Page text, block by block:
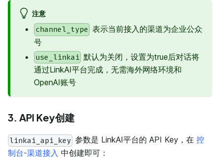
注意
channel_type 表示当前接入的渠道为企业公众
号
use_linkai 默认为关闭，设置为true后对话将
通过LinkAI平台完成，无需海外网络环境和
OpenAI账号
3. API Key创建
linkai_api_key 参数是 LinkAI平台的 API Key，在控
制台-渠道接入 中创建即可：